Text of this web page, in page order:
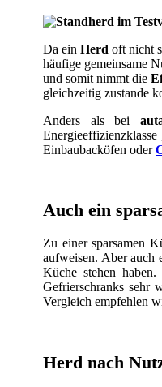
Da ein Herd oft nicht
häufige gemeinsame
und somit nimmt die
gleichzeitig zustande
Anders als bei
Einbaubacköfen oder
Auch ein
Zu einer sparsamen
aufweisen. Aber auch
Küche stehen
Gefrierschranks sehr
Vergleich empfehlen
Herd nach